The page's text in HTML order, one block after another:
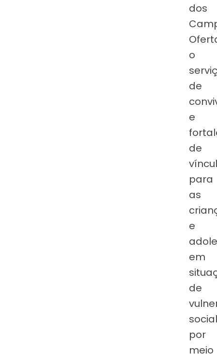
dos
o
de
e
de
para
as
e
em
de
por
meio